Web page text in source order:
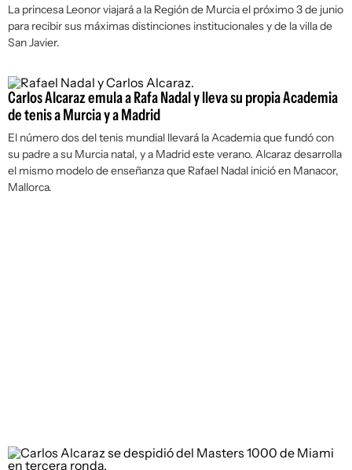
La princesa Leonor viajará a la Región de Murcia el próximo 3 de junio
para recibir sus máximas distinciones institucionales y de la villa de
San Javier.
Carlos Alcaraz emula a Rafa Nadal y lleva su propia Academia
de tenis a Murcia y a Madrid
El número dos del tenis mundial llevará la Academia que fundó con
su padre a su Murcia natal, y a Madrid este verano. Alcaraz desarrolla
el mismo modelo de enseñanza que Rafael Nadal inició en Manacor,
Mallorca.